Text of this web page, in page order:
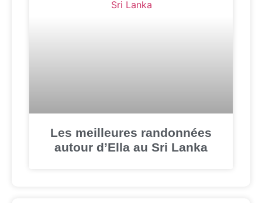
Les meilleures randonnées
autour d’Ella au Sri Lanka